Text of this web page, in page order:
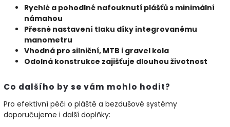
Rychlé a pohodlné nafouknutí plášťů s minimální
námahou
Přesné nastavení tlaku díky integrovanému
manometru
Vhodná pro silniční, MTB i gravel kola
Odolná konstrukce zajišťuje dlouhou životnost
Co dalšího by se vám mohlo hodit?
Pro efektivní péči o pláště a bezdušové systémy
doporučujeme i další doplňky: